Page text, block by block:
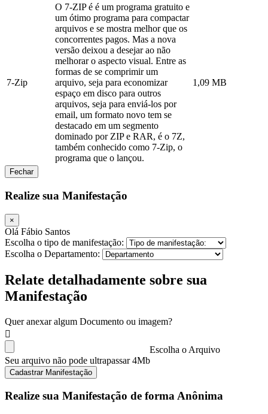
7-Zip
O 7-ZIP é é um programa gratuito e
um ótimo programa para compactar
arquivos e se mostra melhor que os
concorrentes pagos. Mas a nova
versão deixou a desejar ao não
melhorar o aspecto visual. Entre as
formas de se comprimir um
arquivo, seja para economizar
espaço em disco para outros
arquivos, seja para enviá-los por
email, um formato novo tem se
destacado em um segmento
dominado por ZIP e RAR, é o 7Z,
também conhecido como 7-Zip, o
programa que o lançou.
1,09 MB
Fechar
Realize sua Manifestação
×
Olá Fábio Santos
Escolha o tipo de manifestação:
Escolha o Departamento:
Relate detalhadamente sobre sua
Manifestação
Quer anexar algum Documento ou imagem?
Escolha o Arquivo
Seu arquivo não pode ultrapassar 4Mb
Cadastrar Manifestação
Realize sua Manifestação de forma Anônima